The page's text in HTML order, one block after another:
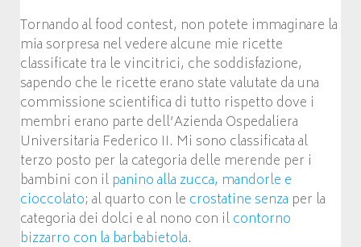
Tornando al food contest, non potete immaginare la
mia sorpresa nel vedere alcune mie ricette
classificate tra le vincitrici, che soddisfazione,
sapendo che le ricette erano state valutate da una
commissione scientifica di tutto rispetto dove i
membri erano parte dell’Azienda Ospedaliera
Universitaria Federico II. Mi sono classificata al
terzo posto per la categoria delle merende per i
bambini con il panino alla zucca, mandorle e
cioccolato; al quarto con le crostatine senza per la
categoria dei dolci e al nono con ilcontorno
bizzarro con la barbabietola.